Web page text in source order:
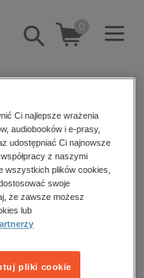
Pokaż/schowaj
wyszukiwarkę
0
Filtrowanie
Ci najlepsze wrażenia
audiobooków i e-prasy,
udostępniać Ci najnowsze
z naszymi
wszystkich plików cookies,
swoje
że zawsze możesz
lub
pliki cookie